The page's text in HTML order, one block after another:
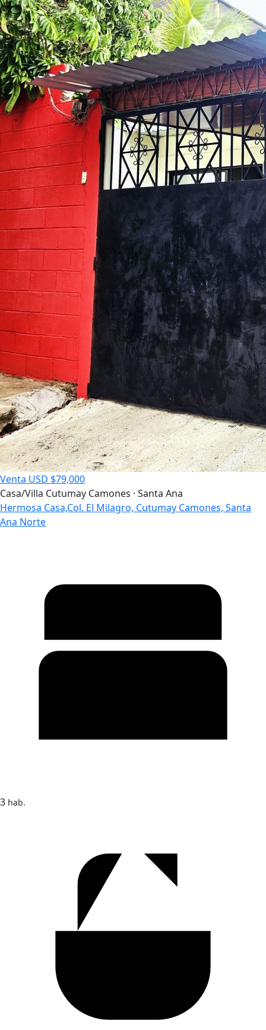
Venta USD $79,000
Casa/Villa Cutumay Camones · Santa Ana
Hermosa Casa,Col. El Milagro, Cutumay Camones, Santa
Ana Norte
3 hab.